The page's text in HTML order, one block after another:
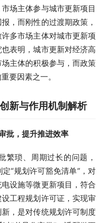
场主体参与城市更新项目
，而刚性的过渡期政策，
多市场主体对城市更新项
表明，城市更新对经济高
主体的积极参与，而政策
要因素之一。
新与作用机制解析
批，提升推进效率
繁琐、周期过长的问题，
“规划许可豁免清单”，对
设施等微更新项目，符合
工程规划许可证，实现审
，是对传统规划许可制度